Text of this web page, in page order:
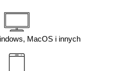
MacOS i innych